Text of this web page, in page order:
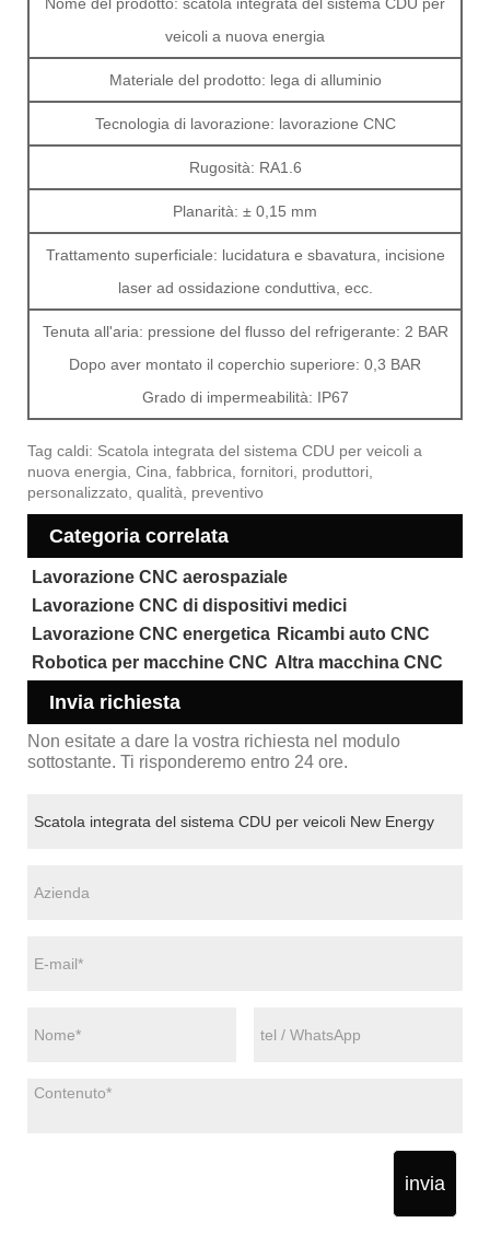
veicoli a nuova energia
Materiale del prodotto: lega di alluminio
Tecnologia di lavorazione: lavorazione CNC
Rugosità: RA1.6
Planarità: ± 0,15 mm
Trattamento superficiale: lucidatura e sbavatura, incisione
laser ad ossidazione conduttiva, ecc.
Tenuta all'aria: pressione del flusso del refrigerante: 2 BAR
Dopo aver montato il coperchio superiore: 0,3 BAR
Grado di impermeabilità: IP67
Tag caldi: Scatola integrata del sistema CDU per veicoli a
nuova energia, Cina, fabbrica, fornitori, produttori,
personalizzato, qualità, preventivo
Categoria correlata
Lavorazione CNC aerospaziale
Lavorazione CNC di dispositivi medici
Lavorazione CNC energetica Ricambi auto CNC
Robotica per macchine CNC Altra macchina CNC
Invia richiesta
Non esitate a dare la vostra richiesta nel modulo
sottostante. Ti risponderemo entro 24 ore.
invia